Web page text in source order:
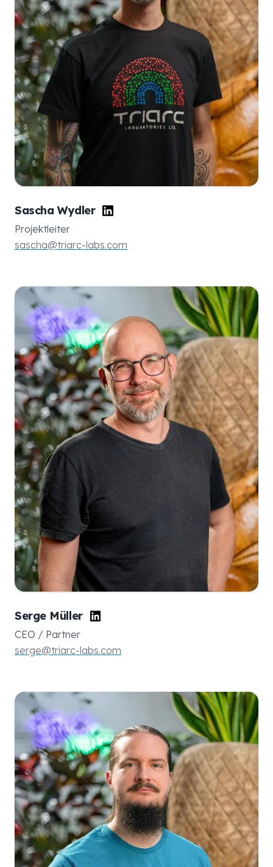
Sascha Wydler
Projektleiter
sascha@triarc-labs.com
Serge Müller
CEO / Partner
serge@triarc-labs.com